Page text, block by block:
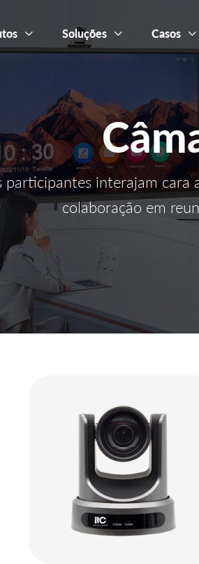
Soluções Casos
participantes interajam cara
colaboração em